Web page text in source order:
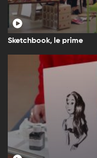
Sketchbook, le prime